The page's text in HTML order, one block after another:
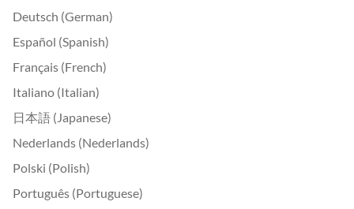
Deutsch (German)
Español (Spanish)
Français (French)
Italiano (Italian)
日本語 (Japanese)
Nederlands (Nederlands)
Polski (Polish)
Português (Portuguese)